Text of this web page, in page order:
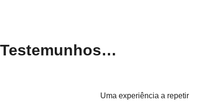
Testemunhos…
Uma experiência a repetir